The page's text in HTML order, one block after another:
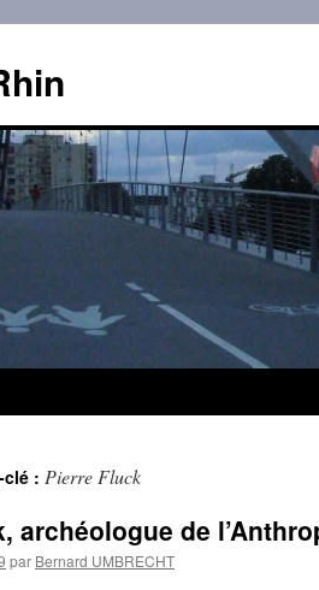
clé : Pierre Fluck
archéologue de
par Bernard UMBRECHT